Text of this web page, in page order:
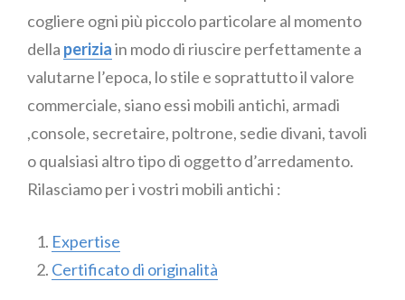
cogliere ogni più piccolo particolare al momento
della periziain modo di riuscire perfettamente a
valutarne l’epoca, lo stile e soprattutto il valore
commerciale, siano essi mobili antichi, armadi
,console, secretaire, poltrone, sedie divani, tavoli
o qualsiasi altro tipo di oggetto d’arredamento.
Rilasciamo per i vostri mobili antichi :
Expertise
Certificato di originalità